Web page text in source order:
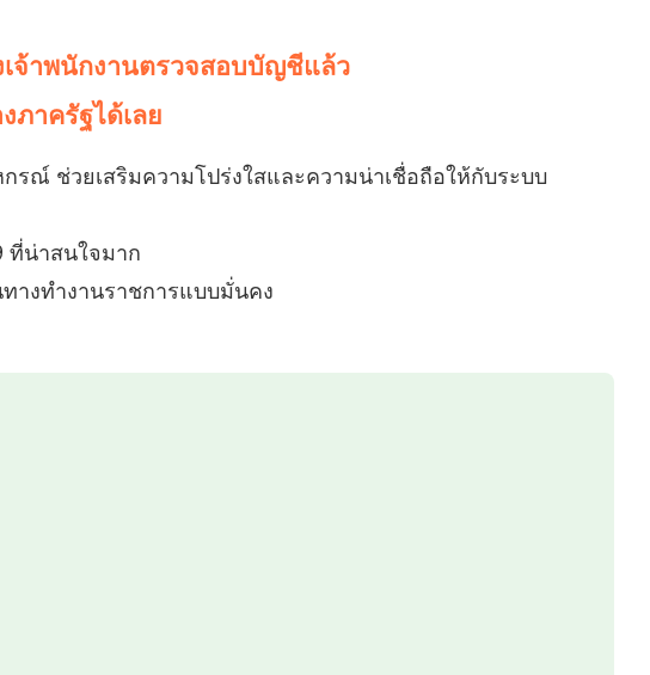
จ้าพนักงานตรวจสอบบัญชีแล้ว
าครัฐได้เลย
ช่วยเสริมความโปร่งใสและความน่าเชื่อถือให้กับระบบ
ที่น่าสนใจมาก
างทำงานราชการแบบมั่นคง